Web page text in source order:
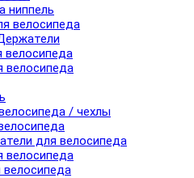
ниппель
велосипеда
велосипеда
велосипеда
/ чехлы
для велосипеда
велосипеда